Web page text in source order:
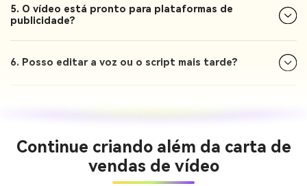
5. O vídeo está pronto para plataformas de
publicidade?
6. Posso editar a voz ou o script mais tarde?
Continue criando além da carta de
vendas de vídeo